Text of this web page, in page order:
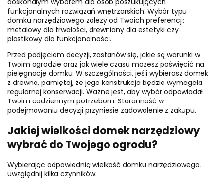
funkcjonalnych rozwiązań wnętrzarskich. Wybór typu
domku narzędziowego zależy od Twoich preferencji:
metalowy dla trwałości, drewniany dla estetyki czy
plastikowy dla funkcjonalności.
Przed podjęciem decyzji, zastanów się, jakie są warunki w
Twoim ogrodzie oraz jak wiele czasu możesz poświęcić na
pielęgnację domku. W szczególności, jeśli wybierasz domek
z drewna, pamiętaj, że jego konstrukcja będzie wymagała
regularnej konserwacji. Ważne jest, aby wybór odpowiadał
Twoim codziennym potrzebom. Staranność w
podejmowaniu decyzji przyniesie zadowolenie z zakupu.
Jakiej wielkości domek narzędziowy
wybrać do Twojego ogrodu?
Wybierając odpowiednią wielkość domku narzędziowego,
uwzględnij kilka czynników: